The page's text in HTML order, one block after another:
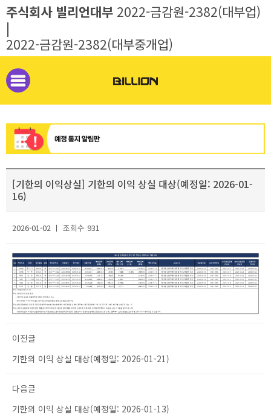
주식회사 빌리언대부 2022-금감원-2382(대부업)
|
2022-금감원-2382(대부중개업)
[기한의 이익상실] 기한의 이익 상실 대상(예정일: 2026-01-
16)
2026-01-02 ㅣ 조회수 931
이전글
기한의 이익 상실 대상(예정일: 2026-01-21)
다음글
기한의 이익 상실 대상(예정일: 2026-01-13)